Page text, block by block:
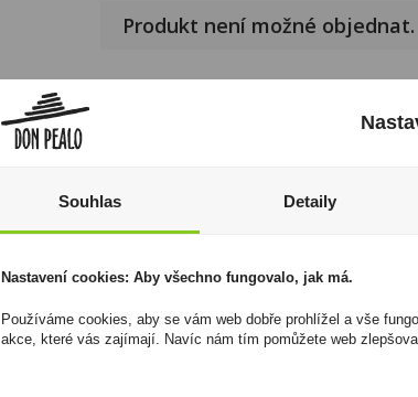
Produkt není možné objednat.
Značka:
I přesto, že jsou informace o výrobcích
odpovědnost za jakékoliv nesprávné
zákona. Tyto informace jsou podávány
kopírovány bez předchozího souhlasu
Souhlas Detaily
Nastavení cookies: Aby všechno fungovalo, jak má.
Používáme cookies, aby se vám web dobře prohlížel a vše
akce, které vás zajímají. Navíc nám tím pomůžete web